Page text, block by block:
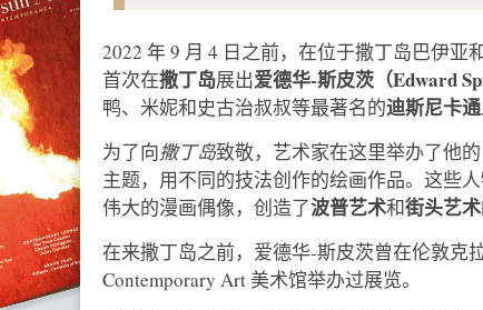
2022 年 9 月 4 日之前，在位于撒丁岛巴伊亚
首次在撒丁岛展出爱德华-斯皮茨（Edward
鸭、米妮和史古治叔叔等最著名的迪斯尼卡
为了向撒丁岛致敬，艺术家在这里举办了他
主题，用不同的技法创作的绘画作品。这些
伟大的漫画偶像，创造了波普艺术和街头艺术
在来撒丁岛之前，爱德华-斯皮茨曾在伦敦克
Contemporary Art 美术馆举办过展览。